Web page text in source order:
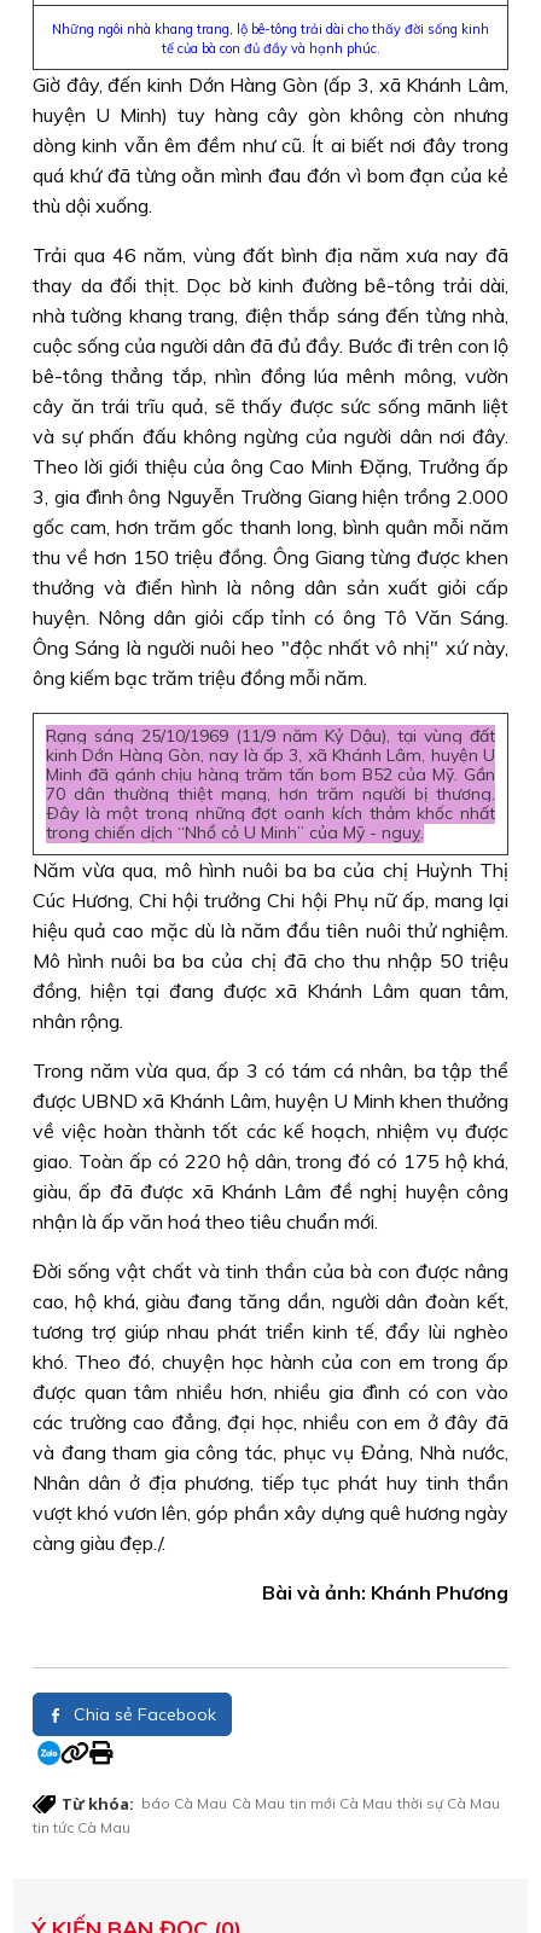
Những ngôi nhà khang trang, lộ bê-tông trải dài cho thấy đời sống kinh
tế của bà con đủ đầy và hạnh phúc.
Giờ đây, đến kinh Dớn Hàng Gòn (ấp 3, xã Khánh Lâm,
huyện U Minh) tuy hàng cây gòn không còn nhưng
dòng kinh vẫn êm đềm như cũ. Ít ai biết nơi đây trong
quá khứ đã từng oằn mình đau đớn vì bom đạn của kẻ
thù dội xuống.
Trải qua 46 năm, vùng đất bình địa năm xưa nay đã
thay da đổi thịt. Dọc bờ kinh đường bê-tông trải dài,
nhà tường khang trang, điện thắp sáng đến từng nhà,
cuộc sống của người dân đã đủ đầy. Bước đi trên con lộ
bê-tông thẳng tắp, nhìn đồng lúa mênh mông, vườn
cây ăn trái trĩu quả, sẽ thấy được sức sống mãnh liệt
và sự phấn đấu không ngừng của người dân nơi đây.
Theo lời giới thiệu của ông Cao Minh Đặng, Trưởng ấp
3, gia đình ông Nguyễn Trường Giang hiện trồng 2.000
gốc cam, hơn trăm gốc thanh long, bình quân mỗi năm
thu về hơn 150 triệu đồng. Ông Giang từng được khen
thưởng và điển hình là nông dân sản xuất giỏi cấp
huyện. Nông dân giỏi cấp tỉnh có ông Tô Văn Sáng.
Ông Sáng là người nuôi heo "độc nhất vô nhị" xứ này,
ông kiếm bạc trăm triệu đồng mỗi năm.
Rạng sáng 25/10/1969 (11/9 năm Kỷ Dậu), tại vùng đất
kinh Dớn Hàng Gòn, nay là ấp 3, xã Khánh Lâm, huyện U
Minh đã gánh chịu hàng trăm tấn bom B52 của Mỹ. Gần
70 dân thường thiệt mạng, hơn trăm người bị thương.
Ðây là một trong những đợt oanh kích thảm khốc nhất
trong chiến dịch “Nhổ cỏ U Minh” của Mỹ - nguỵ.
Năm vừa qua, mô hình nuôi ba ba của chị Huỳnh Thị
Cúc Hương, Chi hội trưởng Chi hội Phụ nữ ấp, mang lại
hiệu quả cao mặc dù là năm đầu tiên nuôi thử nghiệm.
Mô hình nuôi ba ba của chị đã cho thu nhập 50 triệu
đồng, hiện tại đang được xã Khánh Lâm quan tâm,
nhân rộng.
Trong năm vừa qua, ấp 3 có tám cá nhân, ba tập thể
được UBND xã Khánh Lâm, huyện U Minh khen thưởng
về việc hoàn thành tốt các kế hoạch, nhiệm vụ được
giao. Toàn ấp có 220 hộ dân, trong đó có 175 hộ khá,
giàu, ấp đã được xã Khánh Lâm đề nghị huyện công
nhận là ấp văn hoá theo tiêu chuẩn mới.
Đời sống vật chất và tinh thần của bà con được nâng
cao, hộ khá, giàu đang tăng dần, người dân đoàn kết,
tương trợ giúp nhau phát triển kinh tế, đẩy lùi nghèo
khó. Theo đó, chuyện học hành của con em trong ấp
được quan tâm nhiều hơn, nhiều gia đình có con vào
các trường cao đẳng, đại học, nhiều con em ở đây đã
và đang tham gia công tác, phục vụ Đảng, Nhà nước,
Nhân dân ở địa phương, tiếp tục phát huy tinh thần
vượt khó vươn lên, góp phần xây dựng quê hương ngày
càng giàu đẹp./.
Bài và ảnh: Khánh Phương
Chia sẻ Facebook
Từ khóa: báo Cà Mau Cà Mau tin mới Cà Mau thời sự Cà Mau
tin tức Cà Mau